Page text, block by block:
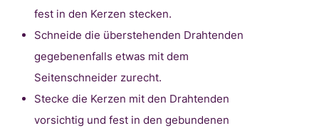
fest in den Kerzen stecken.
Schneide die überstehenden Drahtenden
gegebenenfalls etwas mit dem
Seitenschneider zurecht.
Stecke die Kerzen mit den Drahtenden
vorsichtig und fest in den gebundenen